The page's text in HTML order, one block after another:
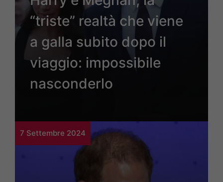
“triste” realtà che viene
a galla subito dopo il
viaggio: impossibile
nasconderlo
7 Settembre 2024